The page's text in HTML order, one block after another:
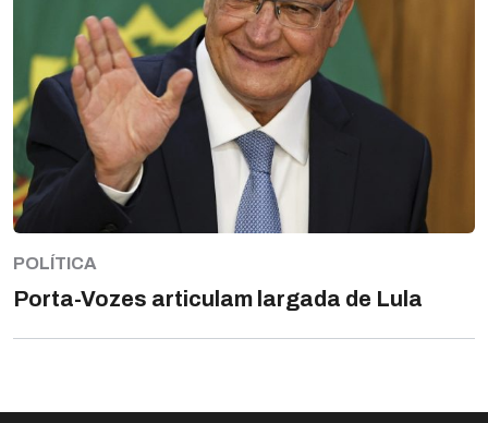
POLÍTICA
Porta-Vozes articulam largada de Lula